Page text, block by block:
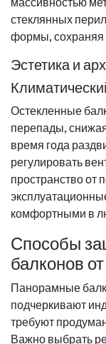
стеклянных
формы, сохраняя
Эстетика и
Остекленные
перепады,
время года
регулировать
пространство от
комфортными в
Способы
балконов
Панорамные
подчеркивают
требуют
Важно выбрать